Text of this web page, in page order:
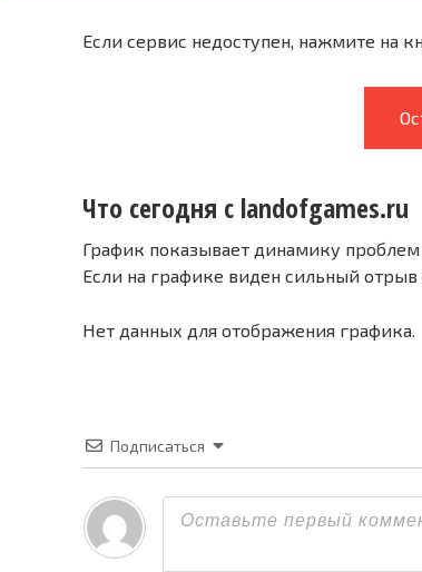
Если сервис недоступен, нажмите на
Что сегодня с landofgames.ru
График показывает динамику проблем
Если на графике виден сильный
Нет данных для отображения графика.
Подписаться